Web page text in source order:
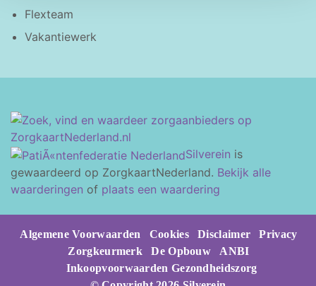
Flexteam
Vakantiewerk
Silverein is
gewaardeerd op ZorgkaartNederland. Bekijk alle
waarderingen of plaats een waardering
Algemene Voorwaarden Cookies Disclaimer
Privacy
Zorgkeurmerk
De Opbouw
ANBI
Inkoopvoorwaarden Gezondheidszorg